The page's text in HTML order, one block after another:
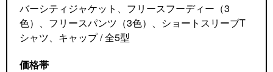
バーシティジャケット、フリースフーディー（3
色）、フリースパンツ（3色）、ショートスリーブT
シャツ、キャップ / 全5型
価格帯